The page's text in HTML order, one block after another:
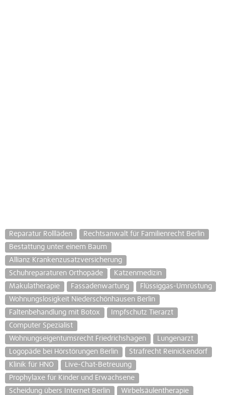
Reparatur Rollläden
Rechtsanwalt für Familienrecht Berlin
Bestattung unter einem Baum
Allianz Krankenzusatzversicherung
Schuhreparaturen Orthopäde
Katzenmedizin
Makulatherapie
Fassadenwartung
Flüssiggas-Umrüstung
Wohnungslosigkeit Niederschönhausen Berlin
Faltenbehandlung mit Botox
Impfschutz Tierarzt
Computer Spezialist
Wohnungseigentumsrecht Friedrichshagen
Lungenarzt
Logopäde bei Hörstörungen Berlin
Strafrecht Reinickendorf
Klinik für HNO
Live-Chat-Betreuung
Prophylaxe für Kinder und Erwachsene
Scheidung übers Internet Berlin
Wirbelsäulentherapie